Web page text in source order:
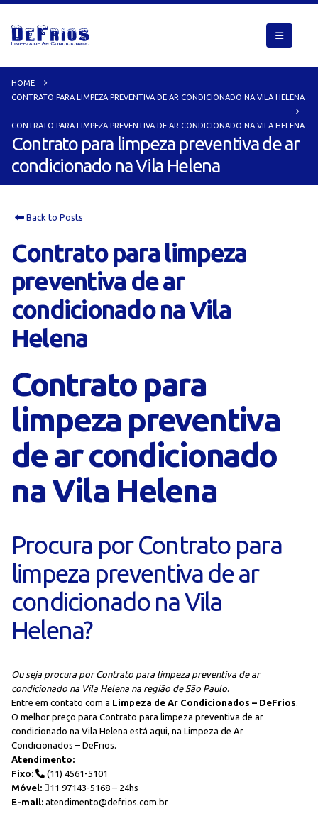
HOME
CONTRATO PARA LIMPEZA PREVENTIVA DE AR CONDICIONADO NA VILA HELENA
CONTRATO PARA LIMPEZA PREVENTIVA DE AR CONDICIONADO NA VILA HELENA
Contrato para limpeza preventiva de ar
condicionado na Vila Helena
Back to Posts
Contrato para limpeza
preventiva de ar
condicionado na Vila
Helena
Contrato para
limpeza preventiva
de ar condicionado
na Vila Helena
Procura por Contrato para
limpeza preventiva de ar
condicionado na Vila
Helena?
Ou seja procura por Contrato para limpeza preventiva de ar
condicionado na Vila Helena na região de São Paulo.
Entre em contato com a Limpeza de Ar Condicionados – DeFrios.
O melhor preço para Contrato para limpeza preventiva de ar
condicionado na Vila Helena está aqui, na Limpeza de Ar
Condicionados – DeFrios.
Atendimento:
Fixo:
(11) 4561-5101
Móvel:
11 97143-5168 – 24hs
E-mail: atendimento@defrios.com.br